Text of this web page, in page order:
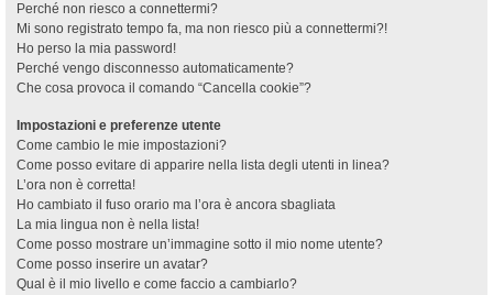
Perché non riesco a connettermi?
Mi sono registrato tempo fa, ma non riesco più a connettermi?!
Ho perso la mia password!
Perché vengo disconnesso automaticamente?
Che cosa provoca il comando “Cancella cookie”?
Impostazioni e preferenze utente
Come cambio le mie impostazioni?
Come posso evitare di apparire nella lista degli utenti in linea?
L’ora non è corretta!
Ho cambiato il fuso orario ma l’ora è ancora sbagliata
La mia lingua non è nella lista!
Come posso mostrare un’immagine sotto il mio nome utente?
Come posso inserire un avatar?
Qual è il mio livello e come faccio a cambiarlo?